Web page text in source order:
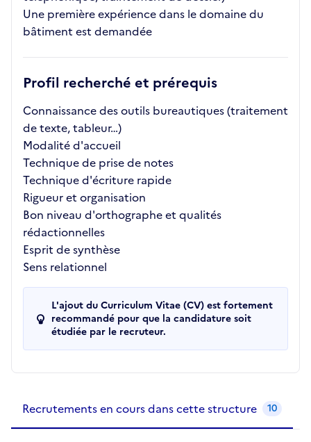
Une première expérience dans le domaine du
bâtiment est demandée
Profil recherché et prérequis
Connaissance des outils bureautiques (traitement
de texte, tableur…)
Modalité d'accueil
Technique de prise de notes
Technique d'écriture rapide
Rigueur et organisation
Bon niveau d'orthographe et qualités
rédactionnelles
Esprit de synthèse
Sens relationnel
L'ajout du Curriculum Vitae (CV) est fortement
recommandé pour que la candidature soit
étudiée par le recruteur.
Recrutements en cours dans cette structure 10